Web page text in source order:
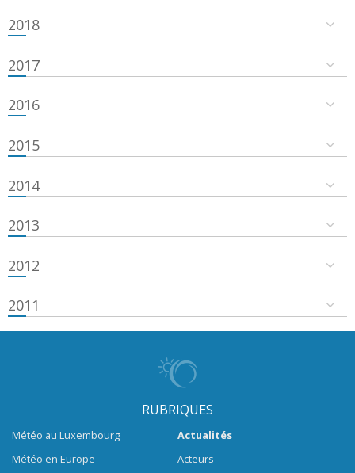
2018
2017
2016
2015
2014
2013
2012
2011
RUBRIQUES
Météo au Luxembourg
Météo en Europe
Actualités
Acteurs